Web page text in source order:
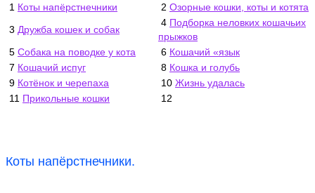
1 Коты напёрстнечники 2 Озорные кошки, коты и котята
3 Дружба кошек и собак
4 Подборка неловких кошачьих
прыжков
5 Собака на поводке у кота 6 Кошачий «язык
7 Кошачий испуг 8 Кошка и голубь
9 Котёнок и черепаха 10 Жизнь удалась
11 Прикольные кошки 12
Коты напёрстнечники.